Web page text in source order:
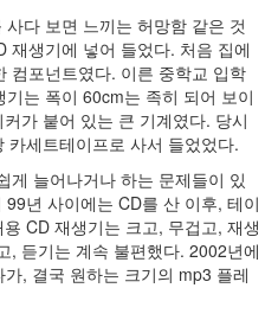
다 보면 느끼는 허망함 같은 것
재생기에 넣어 들었다. 처음 집에
컴포넌트였다. 이른 중학교 입학
는 폭이 60cm는 족히 되어 보이
가 붙어 있는 큰 기계였다. 당시
세트테이프로 사서 들었었다.
게 늘어나거나 하는 문제들이 있
년 사이에는 CD를 산 이후, 테이
CD 재생기는 크고, 무겁고, 재생
, 듣기는 계속 불편했다. 2002년에
, 결국 원하는 크기의 mp3 플레